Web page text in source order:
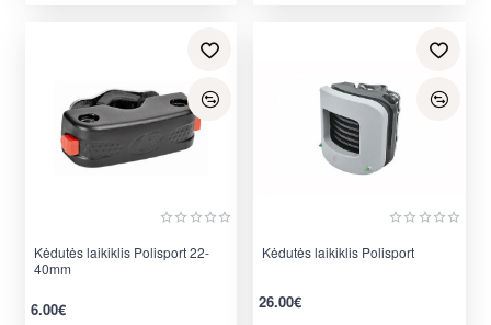
Kėdutės laikiklis Polisport 22-
40mm
6.00€
Kėdutės laikiklis Polisport
26.00€